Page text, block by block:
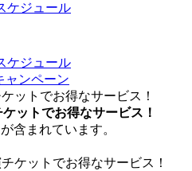
ケジュール
ケジュール
ャンペーン
ットでお得なサービス！
ットでお得なサービス！
含まれています。